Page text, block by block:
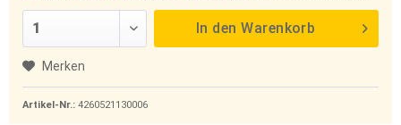
In den Warenkorb
Merken
Artikel-Nr.: 4260521130006